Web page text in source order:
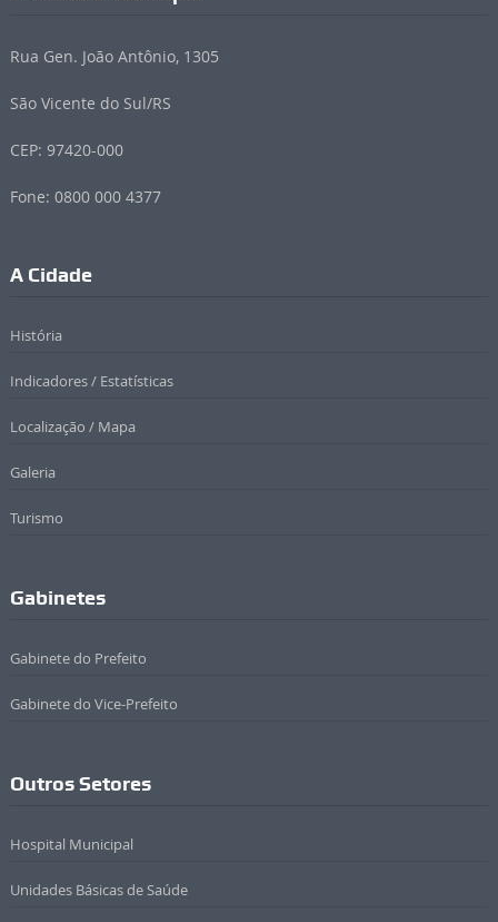
Rua Gen. João Antônio, 1305
São Vicente do Sul/RS
CEP: 97420-000
Fone: 0800 000 4377
A Cidade
História
Indicadores / Estatísticas
Localização / Mapa
Galeria
Turismo
Gabinetes
Gabinete do Prefeito
Gabinete do Vice-Prefeito
Outros Setores
Hospital Municipal
Unidades Básicas de Saúde